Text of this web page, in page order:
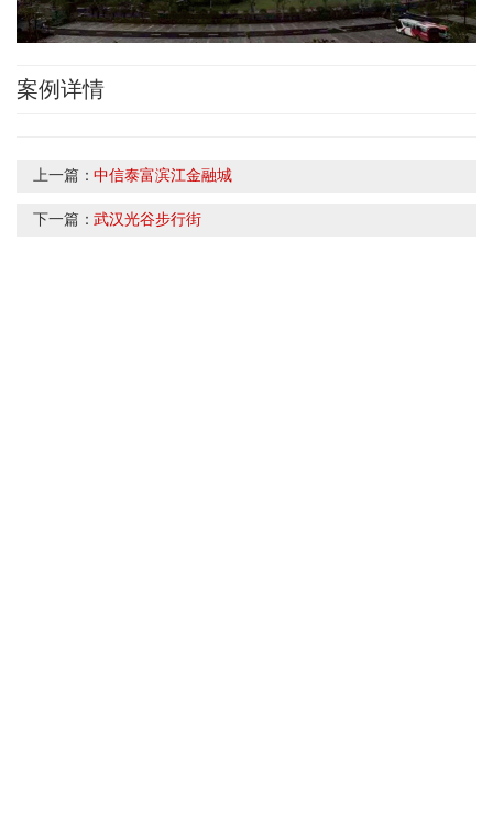
案例详情
上一篇：中信泰富滨江金融城
下一篇：武汉光谷步行街